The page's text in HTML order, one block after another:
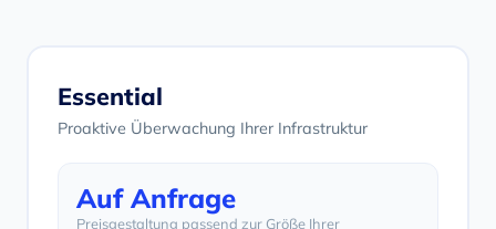
Essential
Proaktive Überwachung Ihrer Infrastruktur
Auf Anfrage
Preisgestaltung passend zur Größe Ihrer